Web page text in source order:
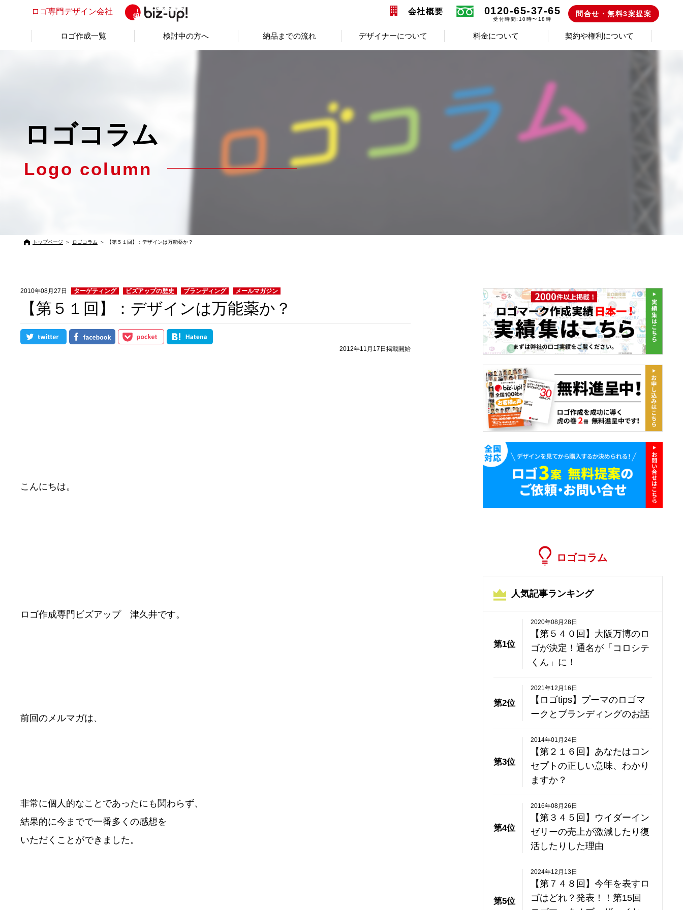
ロゴ専門デザイン会社 会社概要 0120-65-37-65
受付時間:10時〜18時
問合せ・無料3案提案
ロゴ作成一覧 検討中の方へ 納品までの流れ デザイナーについて 料金について 契約や権利について
ロゴコラム
Logo column
トップページ ＞ ロゴコラム ＞ 【第５１回】：デザインは万能薬か？
2010年08月27日 ターゲティング ビズアップの歴史 ブランディング メールマガジン
【第５１回】：デザインは万能薬か？
2012年11月17日掲載開始
こんにちは。
ロゴ作成専門ビズアップ 津久井です。
前回のメルマガは、
非常に個人的なことであったにも関わらず、
結果的に今までで一番多くの感想を
いただくことができました。
ロゴコラム
人気記事ランキング
第1位
2020年08月28日
【第５４０回】大阪万博のロ
ゴが決定！通名が「コロシテ
くん」に！
第2位
2021年12月16日
【ロゴtips】プーマのロゴマ
ークとブランディングのお話
第3位
2014年01月24日
【第２１６回】あなたはコン
セプトの正しい意味、わかり
ますか？
第4位
2016年08月26日
【第３４５回】ウイダーイン
ゼリーの売上が激減したり復
活したりした理由
第5位
2024年12月13日
【第７４８回】今年を表すロ
ゴはどれ？発表！！第15回